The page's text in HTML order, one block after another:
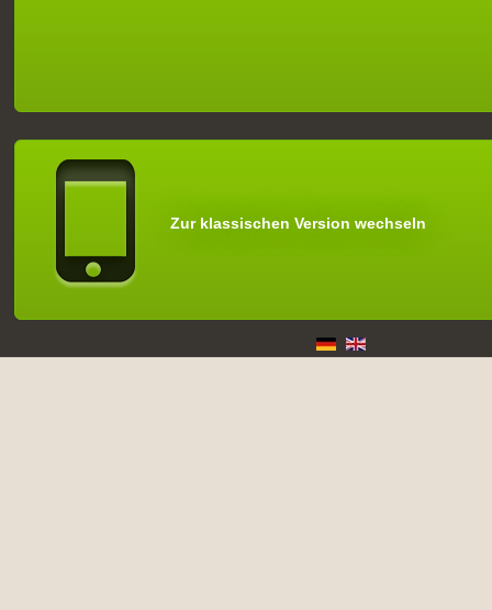
Zur klassischen Version wechseln